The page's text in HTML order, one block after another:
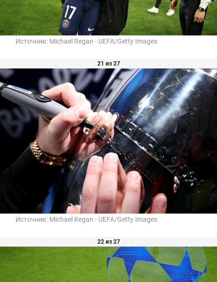
Источник: Michael Regan - UEFA/Getty Images
21 из 27
Источник: Michael Regan - UEFA/Getty Images
22 из 27